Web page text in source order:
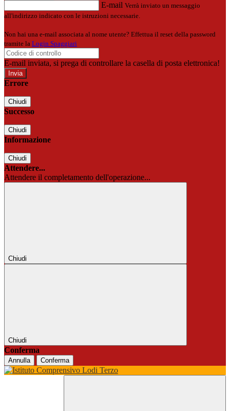
E-mail Verrà inviato un messaggio
all'indirizzo indicato con le istruzioni necessarie.
Non hai una e-mail associata al nome utente? Effettua il reset della password
tramite la Login Spaggiari
E-mail inviata, si prega di controllare la casella di posta elettronica!
Errore
Chiudi
Successo
Chiudi
Informazione
Chiudi
Attendere...
Attendere il completamento dell'operazione...
Chiudi
Chiudi
Conferma
Annulla Conferma